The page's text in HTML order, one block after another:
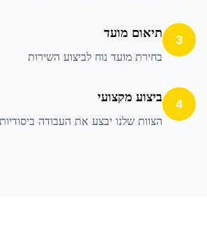
3 תיאום מועד
בחירת מועד נוח לביצוע השירות
4 ביצוע מקצועי
הצוות שלנו יבצע את העבודה ביסודיות